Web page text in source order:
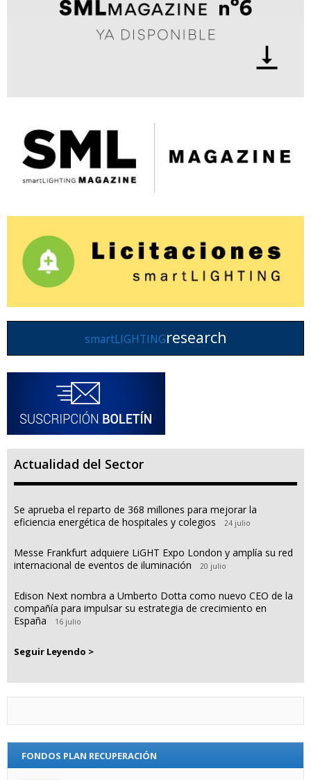
smartLIGHTINGresearch
Actualidad del Sector
Se aprueba el reparto de 368 millones para mejorar la
eficiencia energética de hospitales y colegios
24 julio
Messe Frankfurt adquiere LiGHT Expo London y amplía su red
internacional de eventos de iluminación
20 julio
Edison Next nombra a Umberto Dotta como nuevo CEO de la
compañía para impulsar su estrategia de crecimiento en
España
16 julio
Seguir Leyendo >
FONDOS PLAN RECUPERACIÓN